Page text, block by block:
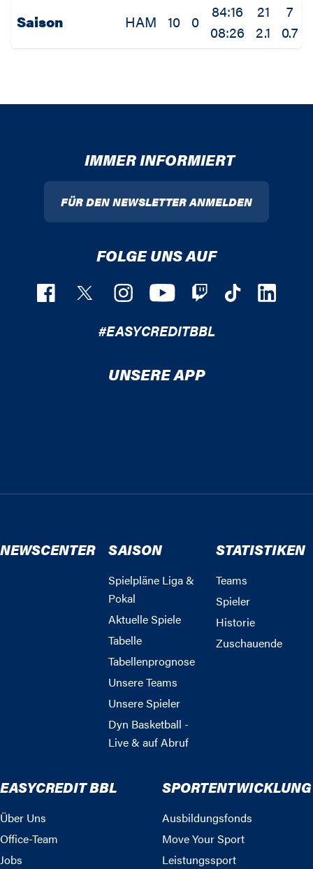
Saison HAM 10 0
84:16
08:26
21
2.1
7
0.7
IMMER INFORMIERT
FÜR DEN NEWSLETTER ANMELDEN
FOLGE UNS AUF
#EASYCREDITBBL
UNSERE APP
NEWSCENTER SAISON
Spielpläne Liga &
Pokal
Aktuelle Spiele
Tabelle
Tabellenprognose
Unsere Teams
Unsere Spieler
Dyn Basketball -
Live & auf Abruf
STATISTIKEN
Teams
Spieler
Historie
Zuschauende
EASYCREDIT BBL
Über Uns
Office-Team
Jobs
SPORTENTWICKLUNG
Ausbildungsfonds
Move Your Sport
Leistungssport